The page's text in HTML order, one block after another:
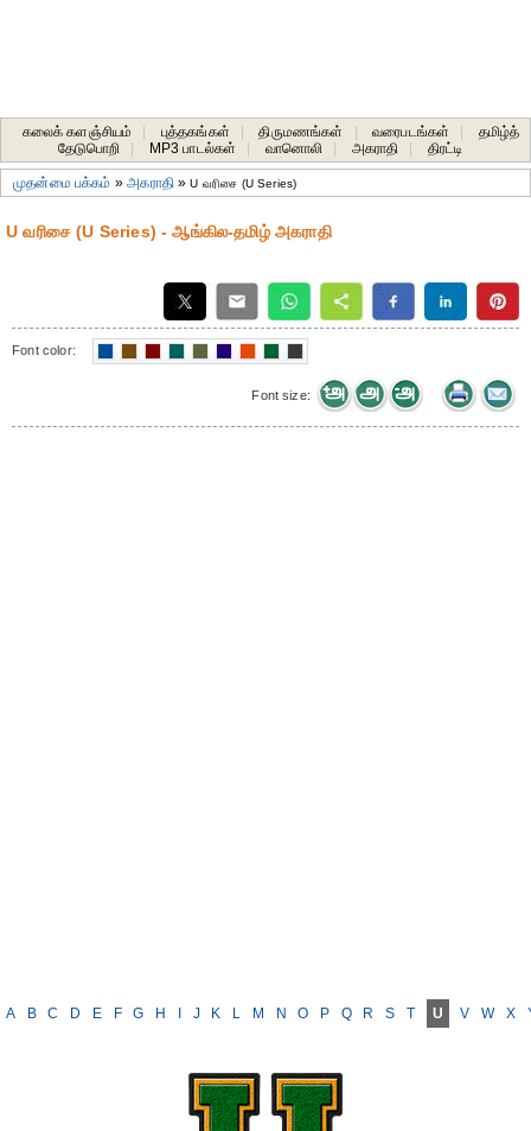
கலைக் களஞ்சியம் புத்தகங்கள் திருமணங்கள் வரைபடங்கள்
தமிழ்த்
தேடுபொறி
MP3 பாடல்கள் வானொலி அகராதி திரட்டி
முதன்மை பக்கம் »அகராதி»U வரிசை (U Series)
U வரிசை (U Series) - ஆங்கில-தமிழ் அகராதி
Font color:
Font size:
A B C D E F G H J K L M N O P Q R S T U V W X